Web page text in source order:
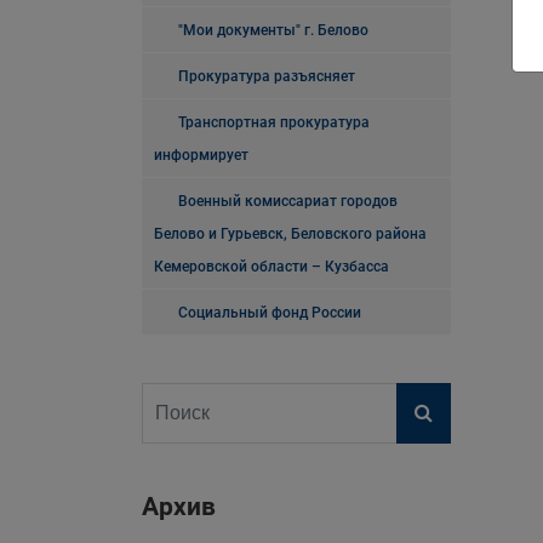
"Мои документы" г. Белово
Прокуратура разъясняет
Транспортная прокуратура
информирует
Военный комиссариат городов
Белово и Гурьевск, Беловского района
Кемеровской области – Кузбасса
Социальный фонд России
Архив